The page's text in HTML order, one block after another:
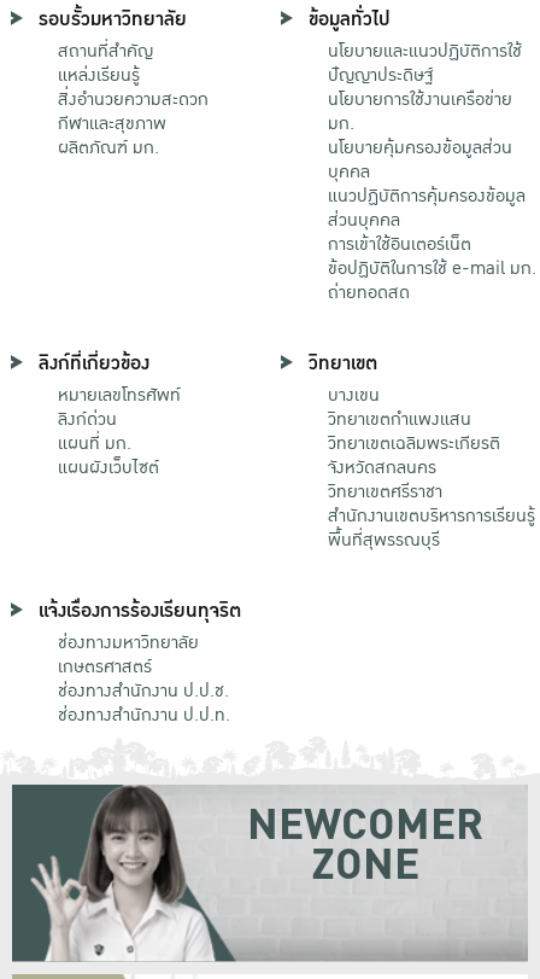
รอบรั้วมหาวิทยาลัย
สถานที่สำคัญ
แหล่งเรียนรู้
สิ่งอำนวยความสะดวก
กีฬาและสุขภาพ
ผลิตภัณฑ์ มก.
ข้อมูลทั่วไป
นโยบายและแนวปฏิบัติการใช้
ปัญญาประดิษฐ์
นโยบายการใช้งานเครือข่าย
มก.
นโยบายคุ้มครองข้อมูลส่วน
บุคคล
แนวปฏิบัติการคุ้มครองข้อมูล
ส่วนบุคคล
การเข้าใช้อินเตอร์เน็ต
ข้อปฏิบัติในการใช้ e-mail มก.
ถ่ายทอดสด
ลิงก์ที่เกี่ยวข้อง
หมายเลขโทรศัพท์
ลิงก์ด่วน
แผนที่ มก.
แผนผังเว็บไซต์
วิทยาเขต
บางเขน
วิทยาเขตกําแพงแสน
วิทยาเขตเฉลิมพระเกียรติ
จังหวัดสกลนคร
วิทยาเขตศรีราชา
สำนักงานเขตบริหารการเรียนรู้
พื้นที่สุพรรณบุรี
แจ้งเรื่องการร้องเรียนทุจริต
ช่องทางมหาวิทยาลัย
เกษตรศาสตร์
ช่องทางสำนักงาน ป.ป.ช.
ช่องทางสำนักงาน ป.ป.ท.
NEWCOMER
ZONE